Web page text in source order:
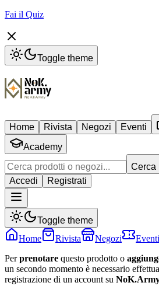
Fai il Quiz
Toggle theme
Home Rivista Negozi Eventi
Academy
Cerca
Accedi
Registrati
Toggle theme
Home
Rivista Negozi Eventi
Perprenotare questo prodotto o
un secondo momento è necessario
registrazione di un account su